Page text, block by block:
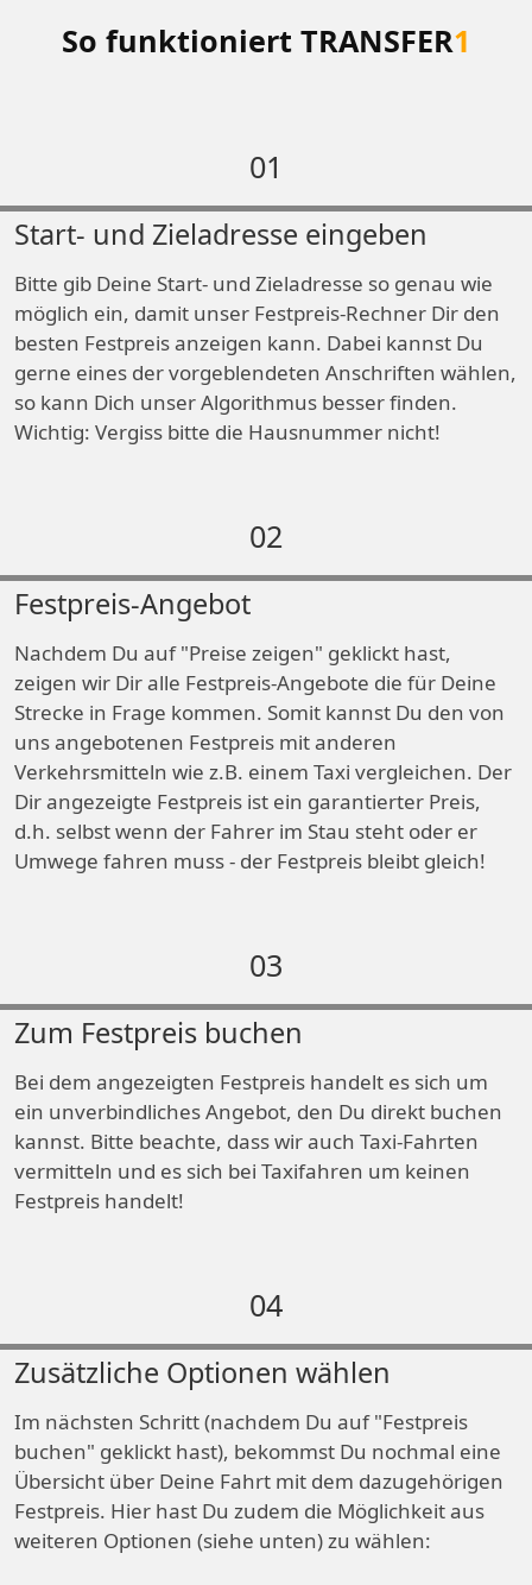
So funktioniert TRANSFER1
01
Start- und Zieladresse eingeben
Bitte gib Deine Start- und Zieladresse so genau wie
möglich ein, damit unser Festpreis-Rechner Dir den
besten Festpreis anzeigen kann. Dabei kannst Du
gerne eines der vorgeblendeten Anschriften wählen,
so kann Dich unser Algorithmus besser finden.
Wichtig: Vergiss bitte die Hausnummer nicht!
02
Festpreis-Angebot
Nachdem Du auf "Preise zeigen" geklickt hast,
zeigen wir Dir alle Festpreis-Angebote die für Deine
Strecke in Frage kommen. Somit kannst Du den von
uns angebotenen Festpreis mit anderen
Verkehrsmitteln wie z.B. einem Taxi vergleichen. Der
Dir angezeigte Festpreis ist ein garantierter Preis,
d.h. selbst wenn der Fahrer im Stau steht oder er
Umwege fahren muss - der Festpreis bleibt gleich!
03
Zum Festpreis buchen
Bei dem angezeigten Festpreis handelt es sich um
ein unverbindliches Angebot, den Du direkt buchen
kannst. Bitte beachte, dass wir auch Taxi-Fahrten
vermitteln und es sich bei Taxifahren um keinen
Festpreis handelt!
04
Zusätzliche Optionen wählen
Im nächsten Schritt (nachdem Du auf "Festpreis
buchen" geklickt hast), bekommst Du nochmal eine
Übersicht über Deine Fahrt mit dem dazugehörigen
Festpreis. Hier hast Du zudem die Möglichkeit aus
weiteren Optionen (siehe unten) zu wählen: